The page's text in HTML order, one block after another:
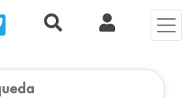
Nous contacterRecherche rapide
Mi